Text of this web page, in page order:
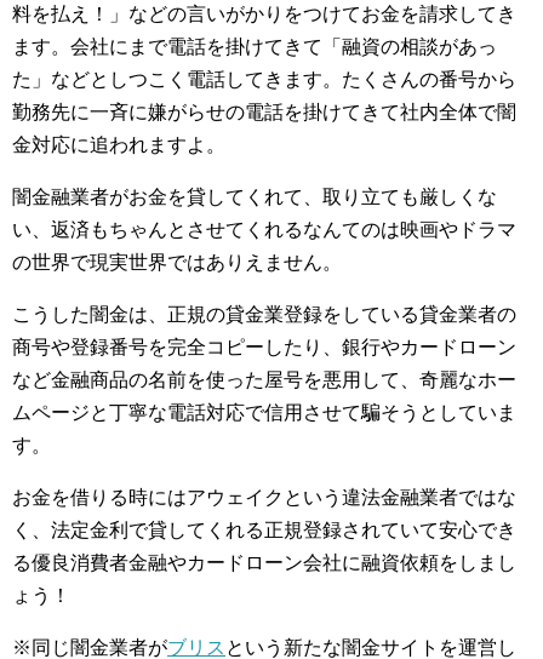
料を払え！」などの言いがかりをつけてお金を請求してき
ます。会社にまで電話を掛けてきて「融資の相談があっ
た」などとしつこく電話してきます。たくさんの番号から
勤務先に一斉に嫌がらせの電話を掛けてきて社内全体で闇
金対応に追われますよ。
闇金融業者がお金を貸してくれて、取り立ても厳しくな
い、返済もちゃんとさせてくれるなんてのは映画やドラマ
の世界で現実世界ではありえません。
こうした闇金は、正規の貸金業登録をしている貸金業者の
商号や登録番号を完全コピーしたり、銀行やカードローン
など金融商品の名前を使った屋号を悪用して、奇麗なホー
ムページと丁寧な電話対応で信用させて騙そうとしていま
す。
お金を借りる時にはアウェイクという違法金融業者ではな
く、法定金利で貸してくれる正規登録されていて安心でき
る優良消費者金融やカードローン会社に融資依頼をしまし
ょう！
※同じ闇金業者がブリス という新たな闇金サイトを運営し